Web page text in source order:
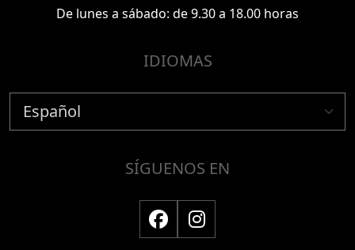
De lunes a sábado: de 9.30 a 18.00 horas
IDIOMAS
SÍGUENOS EN